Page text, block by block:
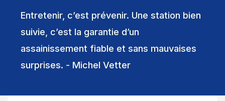
Entretenir, c’est prévenir. Une station bien
suivie, c’est la garantie d’un
assainissement fiable et sans mauvaises
surprises. - Michel Vetter